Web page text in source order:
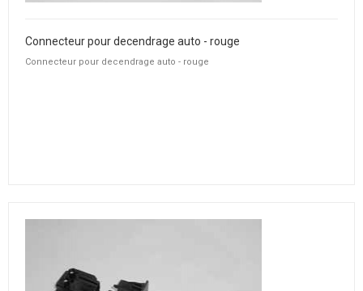
Connecteur pour decendrage auto - rouge
Connecteur pour decendrage auto - rouge